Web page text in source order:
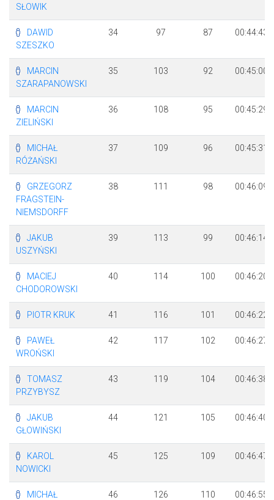
SŁOWIK
DAWID
SZESZKO
34 97 87 00:44:43
MARCIN
SZARAPANOWSKI
35 103 92 00:45:00
MARCIN
ZIELIŃSKI
36 108 95 00:45:29
MICHAŁ
RÓŻAŃSKI
37 109 96 00:45:31
GRZEGORZ
FRAGSTEIN-
NIEMSDORFF
38 111 98 00:46:09
JAKUB
USZYŃSKI
39 113 99 00:46:14
MACIEJ
CHODOROWSKI
40 114 100 00:46:20
PIOTR KRUK 41 116 101 00:46:22
PAWEŁ
WROŃSKI
42 117 102 00:46:27
TOMASZ
PRZYBYSZ
43 119 104 00:46:38
JAKUB
GŁOWIŃSKI
44 121 105 00:46:40
KAROL
NOWICKI
45 125 109 00:46:47
MICHAŁ
46 126 110 00:46:55